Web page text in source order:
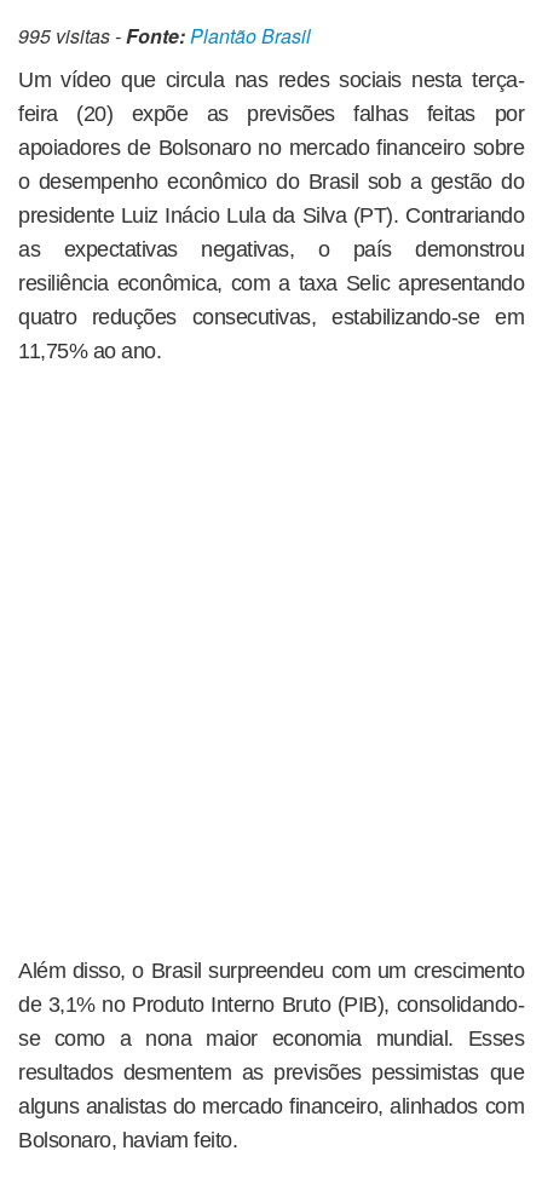
995 visitas -Fonte:Plantão Brasil
Um vídeo que circula nas redes sociais nesta terça-
feira (20) expõe as previsões falhas feitas por
apoiadores de Bolsonaro no mercado financeiro sobre
o desempenho econômico do Brasil sob a gestão do
presidente Luiz Inácio Lula da Silva (PT). Contrariando
as expectativas negativas, o país demonstrou
resiliência econômica, com a taxa Selic apresentando
quatro reduções consecutivas, estabilizando-se em
11,75% ao ano.
Além disso, o Brasil surpreendeu com um crescimento
de 3,1% no Produto Interno Bruto (PIB), consolidando-
se como a nona maior economia mundial. Esses
resultados desmentem as previsões pessimistas que
alguns analistas do mercado financeiro, alinhados com
Bolsonaro, haviam feito.